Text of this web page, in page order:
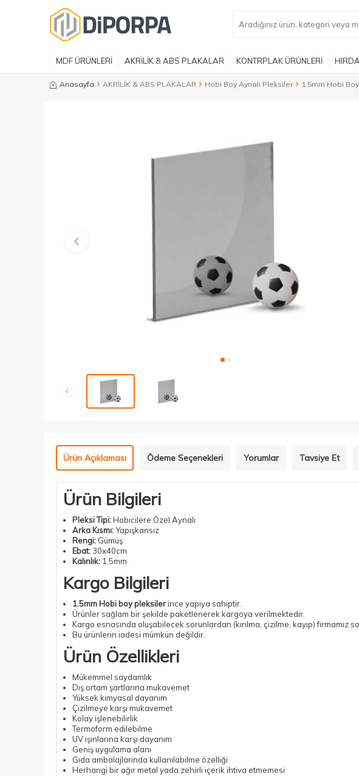
MDF ÜRÜNLERİ AKRİLİK & ABS PLAKALAR KONTRPLAK ÜRÜNLERİ
Anasayfa AKRİLİK & ABS PLAKALAR Hobi Boy Aynalı Pleksiler 1.5mm Hobi
Ürün Açıklaması Ödeme Seçenekleri Yorumlar Tavsiye Et
Ürün Bilgileri
Pleksi Tipi:Hobicilere Özel Aynalı
Arka Kısmı:Yapışkansız
Rengi: Gümüş
Ebat: 30x40cm
Kalınlık: 1.5mm
Kargo Bilgileri
1.5mm Hobi boy pleksilerince yapıya sahiptir.
Ürünler sağlam bir şekilde paketlenerek kargoya verilmektedir.
Kargo esnasında oluşabilecek sorunlardan (kırılma, çizilme, kayıp) firmamız
Bu ürünlerin iadesi mümkün değildir.
Ürün Özellikleri
Mükemmel saydamlık
Dış ortam şartlarına mukavemet
Yüksek kimyasal dayanım
Çizilmeye karşı mukavemet
Kolay işlenebilirlik
Termoform edilebilme
UV ışınlarına karşı dayanım
Geniş uygulama alanı
Gıda ambalajlarında kullanılabilme özelliği
Herhangi bir ağır metal yada zehirli içerik ihtiva etmemesi